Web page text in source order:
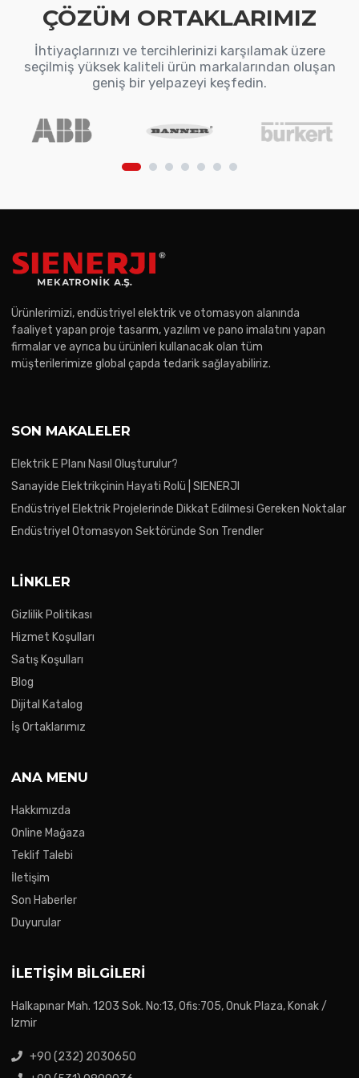
ÇÖZÜM ORTAKLARIMIZ
İhtiyaçlarınızı ve tercihlerinizi karşılamak üzere
seçilmiş yüksek kaliteli ürün markalarından oluşan
geniş bir yelpazeyi keşfedin.
Ürünlerimizi, endüstriyel elektrik ve otomasyon alanında
faaliyet yapan proje tasarım, yazılım ve pano imalatını yapan
firmalar ve ayrıca bu ürünleri kullanacak olan tüm
müşterilerimize global çapda tedarik sağlayabiliriz.
SON MAKALELER
Elektrik E Planı Nasıl Oluşturulur?
Sanayide Elektrikçinin Hayati Rolü | SIENERJI
Endüstriyel Elektrik Projelerinde Dikkat Edilmesi Gereken Noktalar
Endüstriyel Otomasyon Sektöründe Son Trendler
LINKLER
Gizlilik Politikası
Hizmet Koşulları
Satış Koşulları
Blog
Dijital Katalog
İş Ortaklarımız
ANA MENU
Hakkımızda
Online Mağaza
Teklif Talebi
İletişim
Son Haberler
Duyurular
İLETIŞIM BILGILERI
Halkapınar Mah. 1203 Sok. No:13, Ofis:705, Onuk Plaza, Konak /
Izmir
+90 (232) 2030650